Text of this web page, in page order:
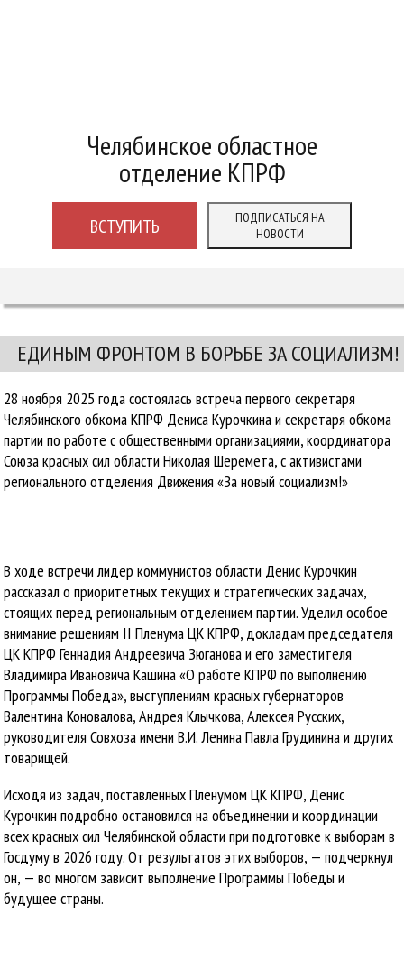
Челябинское областное
отделение КПРФ
ВСТУПИТЬ
ПОДПИСАТЬСЯ НА
НОВОСТИ
ЕДИНЫМ ФРОНТОМ В БОРЬБЕ ЗА СОЦИАЛИЗМ!
28 ноября 2025 года состоялась встреча первого секретаря
Челябинского обкома КПРФ Дениса Курочкина и секретаря обкома
партии по работе с общественными организациями, координатора
Союза красных сил области Николая Шеремета, с активистами
регионального отделения Движения «За новый социализм!»
В ходе встречи лидер коммунистов области Денис Курочкин
рассказал о приоритетных текущих и стратегических задачах,
стоящих перед региональным отделением партии. Уделил особое
внимание решениям II Пленума ЦК КПРФ, докладам председателя
ЦК КПРФ Геннадия Андреевича Зюганова и его заместителя
Владимира Ивановича Кашина «О работе КПРФ по выполнению
Программы Победа», выступлениям красных губернаторов
Валентина Коновалова, Андрея Клычкова, Алексея Русских,
руководителя Совхоза имени В.И. Ленина Павла Грудинина и других
товарищей.
Исходя из задач, поставленных Пленумом ЦК КПРФ, Денис
Курочкин подробно остановился на объединении и координации
всех красных сил Челябинской области при подготовке к выборам в
Госдуму в 2026 году. От результатов этих выборов, — подчеркнул
он, — во многом зависит выполнение Программы Победы и
будущее страны.